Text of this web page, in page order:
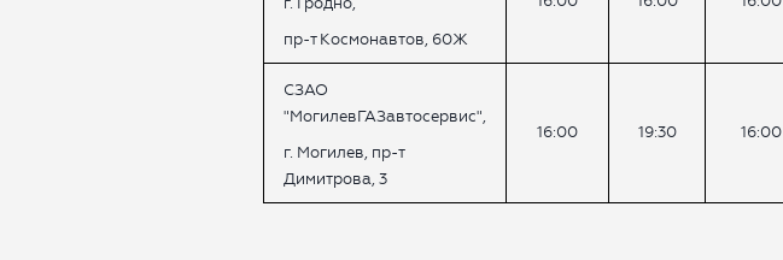
пр-т Космонавтов, 60Ж
СЗАО
"МогилевГАЗавтосервис",
г. Могилев, пр-т
Димитрова, 3
16:00 19:30 16:00